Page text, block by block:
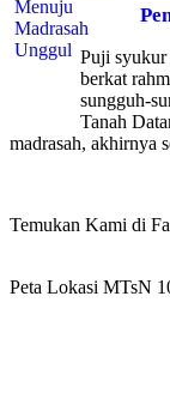
Puji syukur
berkat
sungguh-
Tanah
madrasah, akhirnya
Temukan Kami di
Peta Lokasi MTsN